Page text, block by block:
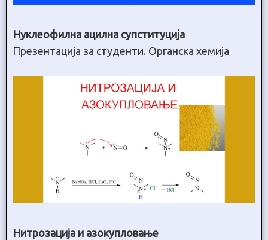
Нуклеофилна ацилна супституција
Презентација за студенти. Органска хемија
Нитрозација и азокупловање